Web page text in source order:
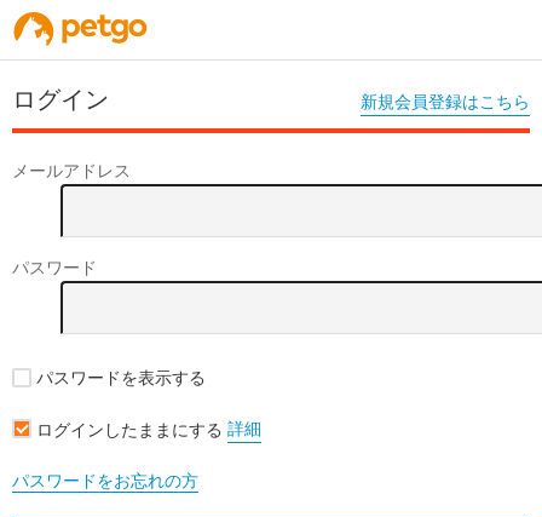
ログイン 新規会員登録はこちら
メールアドレス
パスワード
パスワードを表示する
ログインしたままにする 詳細
パスワードをお忘れの方